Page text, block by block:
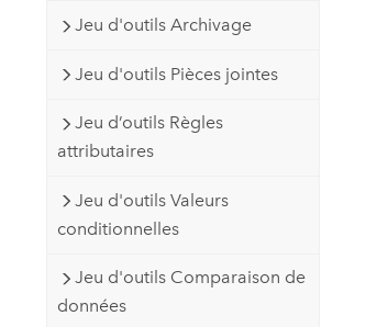
Jeu d'outils Archivage
Jeu d'outils Pièces jointes
Jeu d’outils Règles
attributaires
Jeu d'outils Valeurs
conditionnelles
Jeu d'outils Comparaison de
données